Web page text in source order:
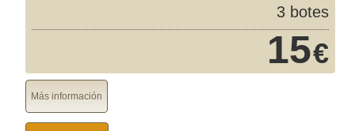
3 botes
15€
Más información